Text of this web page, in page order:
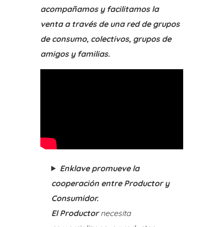
acompañamos y facilitamos la
venta a través de una red de grupos
de consumo, colectivos, grupos de
amigos y familias.
Enklave promueve la
cooperación entre Productor y
Consumidor.
El Productornecesita